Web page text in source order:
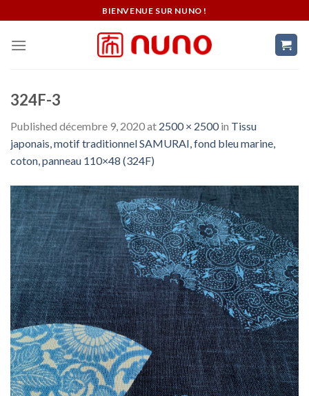
to
content
BIENVENUE SUR NUNO !
324F-3
Published décembre 9, 2020at 2500 × 2500in Tissu
japonais, motif traditionnel SAMURAI, fond bleu marine,
coton, panneau 110×48 (324F)